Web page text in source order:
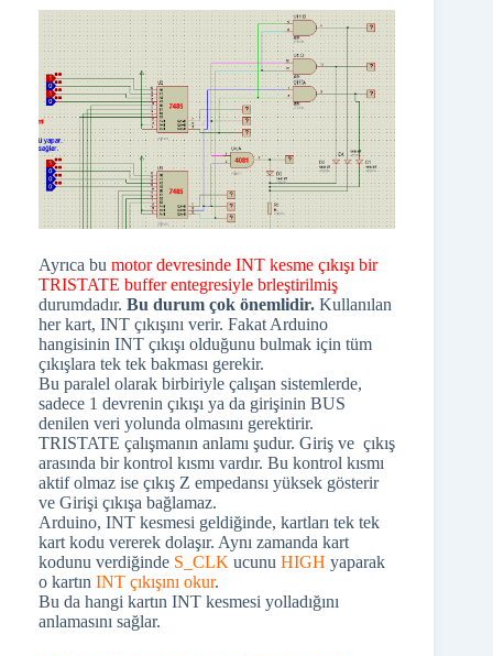
Ayrıca bu motor devresinde INT kesme çıkışı bir
TRISTATE buffer entegresiyle brleştirilmiş
durumdadır. Bu durum çok önemlidir. Kullanılan
her kart, INT çıkışını verir. Fakat Arduino
hangisinin INT çıkışı olduğunu bulmak için tüm
çıkışlara tek tek bakması gerekir.
Bu paralel olarak birbiriyle çalışan sistemlerde,
sadece 1 devrenin çıkışı ya da girişinin BUS
denilen veri yolunda olmasını gerektirir.
TRISTATE çalışmanın anlamı şudur. Giriş ve çıkış
arasında bir kontrol kısmı vardır. Bu kontrol kısmı
aktif olmaz ise çıkış Z empedansı yüksek gösterir
ve Girişi çıkışa bağlamaz.
Arduino, INT kesmesi geldiğinde, kartları tek tek
kart kodu vererek dolaşır. Aynı zamanda kart
kodunu verdiğinde S_CLK ucunu HIGH yaparak
o kartın INT çıkışını okur.
Bu da hangi kartın INT kesmesi yolladığını
anlamasını sağlar.